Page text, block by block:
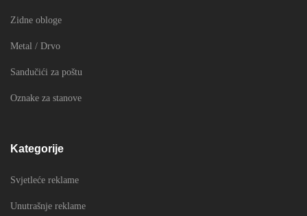
Zidne obloge
Metal / Drvo
Sandučići za poštu
Oznake za stanove
Kategorije
Svjetleće reklame
Unutrašnje reklame